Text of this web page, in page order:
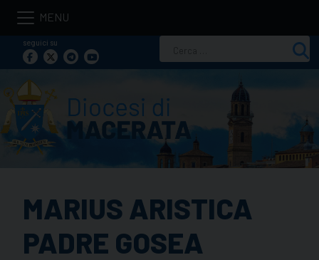
Skip
contentseguici su
per:
MARIUS ARISTICA
PADRE GOSEA